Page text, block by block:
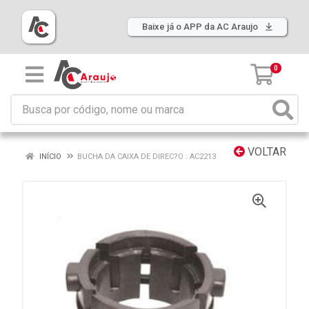
Baixe já o APP da AC Araujo
0
VOLTAR
INÍCIO BUCHA DA CAIXA DE DIREC?O : AC2213